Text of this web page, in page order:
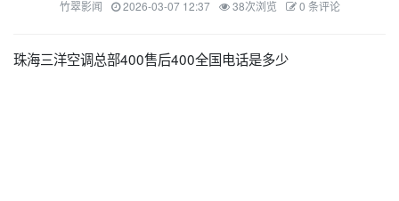
竹翠影闻 2026-03-07 12:37 38次浏览 0 条评论
珠海三洋空调总部400售后400全国电话是多少